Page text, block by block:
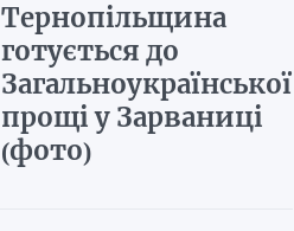
Тернопільщина
готується до
Загальноукраїнської
прощі у Зарваниці
(фото)